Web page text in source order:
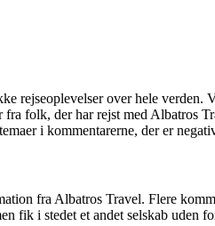
rejseoplevelser over hele
folk, der har rejst med Albatros
i kommentarerne, der er
fra Albatros Travel. Flere
fik i stedet et andet selskab